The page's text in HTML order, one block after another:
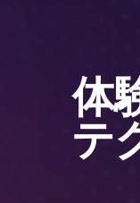
体
テ